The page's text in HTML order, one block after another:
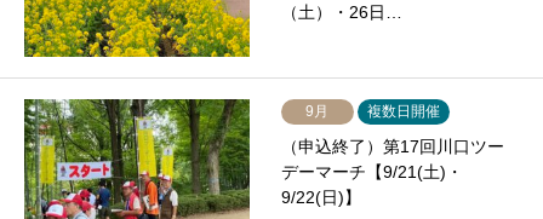
（土）・26日…
9月 複数日開催
（申込終了）第17回川口ツー
デーマーチ【9/21(土)・
9/22(日)】